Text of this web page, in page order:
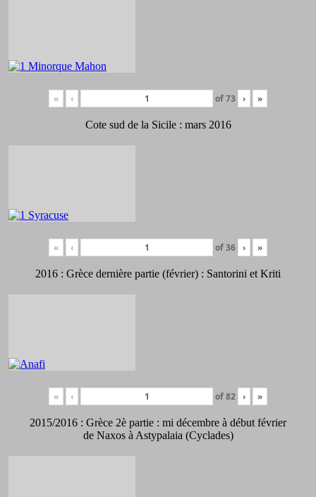
« ‹ of73 › »
Cote sud de la Sicile : mars 2016
« ‹ of36 › »
2016 : Grèce dernière partie (février) : Santorini et Kriti
« ‹ of82 › »
2015/2016 : Grèce 2è partie : mi décembre à début février
de Naxos à Astypalaia (Cyclades)